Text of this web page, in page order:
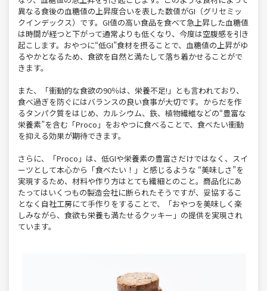
異なる食後の血糖値の上昇度合いを表した数値がGI（グリセミッ
クインデックス）です。GI値の高い食品を食べて急上昇した血糖値
は時間が経つと下がって通常よりも低くなり、今度は空腹感を引き
起こします。おやつに“低GI”食材を摂ることで、血糖値の上昇がゆ
るやかとなるため、食欲を自然と満たして落ち着かせることがで
きます。
また、「衝動的な食欲の90％は、栄養不足!」とも言われており、
食べ過ぎを防ぐにはバランスの良い食事が大切です。からだを作
るタンパク質をはじめ、カルシウム、鉃、植物繊維などの“豊富な
栄養素”を含む「Proco」をおやつに食べることで、食べたい衝動
を抑える効果が期待できます。
さらに、「Proco」は、低GIや栄養素の豊富さだけではなく、スイ
ーツとして本心から「食べたい！」と感じるような “美味しさ”を
実現するため、材料や作り方はとても繊細とのこと。商品化にあ
たってはいくつもの製造会社に断られたそうですが、妥協するこ
となく自社工房にて手作りをすることで、「おやつを美味しく楽
しみながら、食欲も栄養も満たせるクッキー」の提供を実現され
ています。